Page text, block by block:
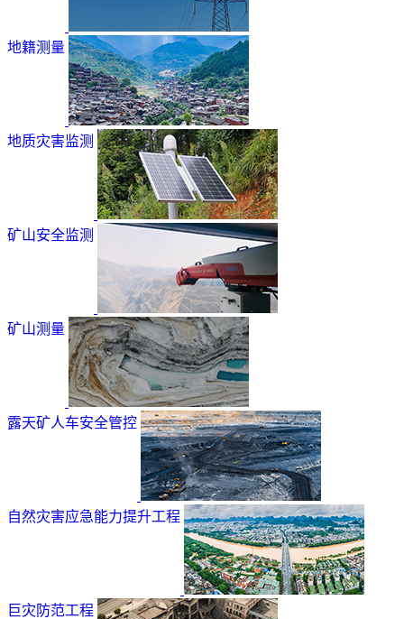
地籍测量
地质灾害监测
矿山安全监测
矿山测量
露天矿人车安全管控
自然灾害应急能力提升工程
巨灾防范工程